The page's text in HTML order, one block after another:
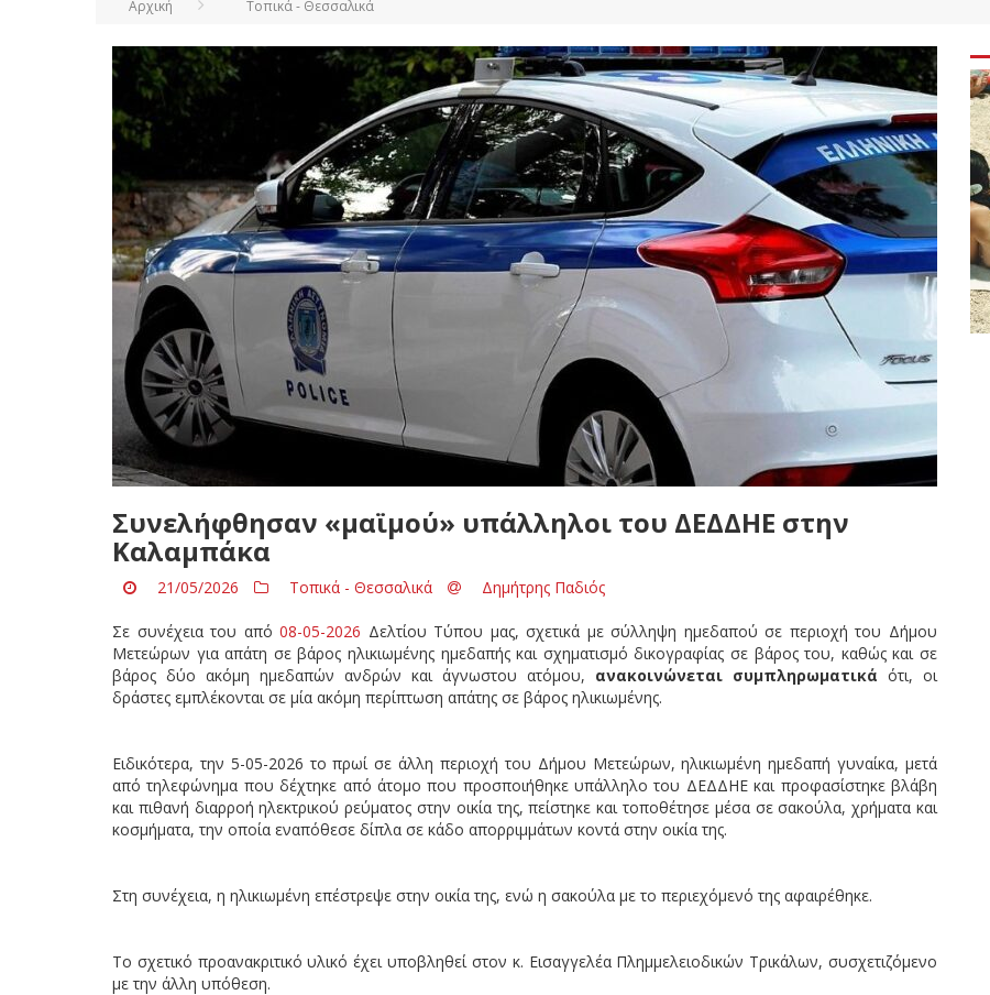
Αρχική Τοπικά - Θεσσαλικά
Συνελήφθησαν «μαϊμού» υπάλληλοι του ΔΕΔΔΗΕ στην
Καλαμπάκα
21/05/2026 Τοπικά - Θεσσαλικά Δημήτρης Παδιός
Σε συνέχεια του από08-05-2026 Δελτίου Τύπου μας, σχετικά με σύλληψη ημεδαπού σε περιοχή του Δήμου
Μετεώρων για απάτη σε βάρος ηλικιωμένης ημεδαπής και σχηματισμό δικογραφίας σε βάρος του, καθώς και σε
βάρος δύο ακόμη ημεδαπών ανδρών και άγνωστου ατόμου, ανακοινώνεται συμπληρωματικά ότι, οι
δράστες εμπλέκονται σε μία ακόμη περίπτωση απάτης σε βάρος ηλικιωμένης.
Ειδικότερα, την 5-05-2026 το πρωί σε άλλη περιοχή του Δήμου Μετεώρων, ηλικιωμένη ημεδαπή γυναίκα, μετά
από τηλεφώνημα που δέχτηκε από άτομο που προσποιήθηκε υπάλληλο του ΔΕΔΔΗΕ και προφασίστηκε βλάβη
και πιθανή διαρροή ηλεκτρικού ρεύματος στην οικία της, πείστηκε και τοποθέτησε μέσα σε σακούλα, χρήματα και
κοσμήματα, την οποία εναπόθεσε δίπλα σε κάδο απορριμμάτων κοντά στην οικία της.
Στη συνέχεια, η ηλικιωμένη επέστρεψε στην οικία της, ενώ η σακούλα με το περιεχόμενό της αφαιρέθηκε.
Το σχετικό προανακριτικό υλικό έχει υποβληθεί στον κ. Εισαγγελέα Πλημμελειοδικών Τρικάλων, συσχετιζόμενο
με την άλλη υπόθεση.